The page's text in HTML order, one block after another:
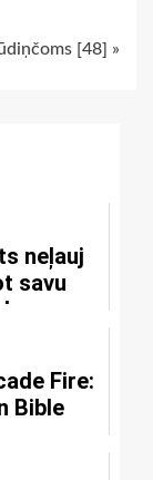
[48] »
neļauj
savu
Fire:
Bible